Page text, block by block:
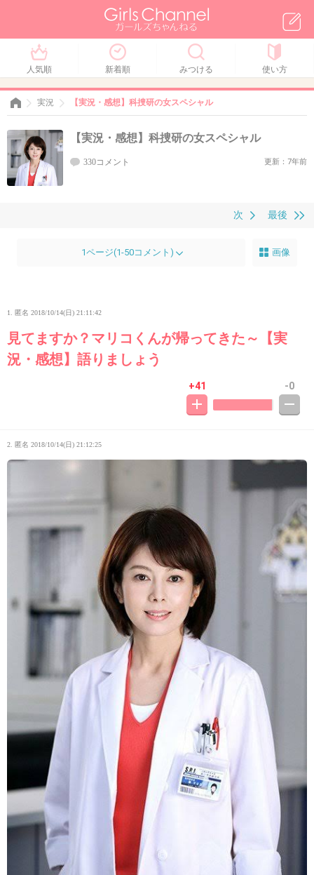
人気順 新着順 みつける 使い方
実況 【実況・感想】科捜研の女スペシャル
【実況・感想】科捜研の女スペシャル
330コメント 更新：7年前
最後
次
1ページ(1-50コメント) 画像
1. 匿名 2018/10/14(日) 21:11:42
見てますか？マリコくんが帰ってきた～【実
況・感想】語りましょう
+41 -0
2. 匿名 2018/10/14(日) 21:12:25